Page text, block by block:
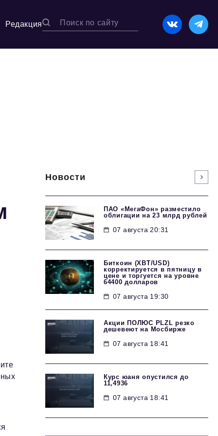
Редакция
Новости
ПАО «МегаФон» разместило
облигации на 23 млрд рублей
07 августа 20:31
Биткоин (XBT/USD)
корректируется в пятницу в
цене и торгуется на уровне
64400 долларов
07 августа 19:30
Акции ПОЛЮС PLZL резко
дешевеют на Мосбирже
07 августа 18:41
Курс юаня опустился до
11,4936
07 августа 18:41